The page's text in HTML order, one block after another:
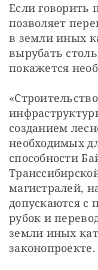
Если говорить
позволяет
в земли иных
вырубать
покажется
созданием
необходимых
способности
магистралей,
допускаются с
рубок и
земли иных
законопроекте.